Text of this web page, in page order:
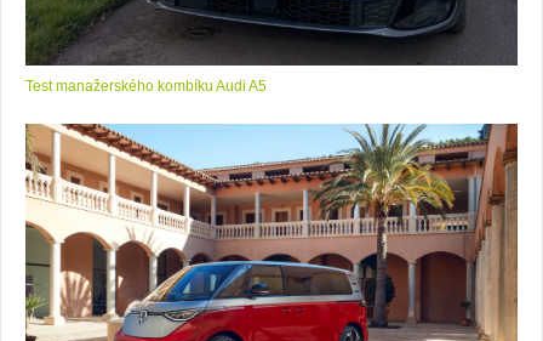
Test manažerského kombíku Audi A5